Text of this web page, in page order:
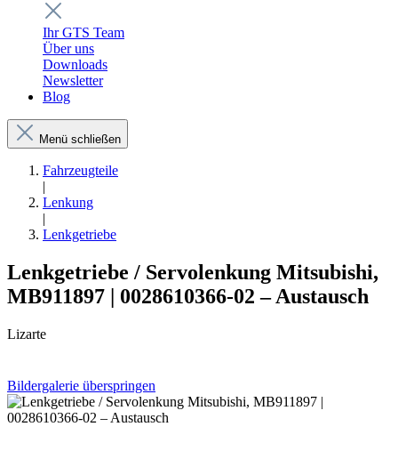
Ihr GTS Team
Über uns
Downloads
Newsletter
Blog
Menü schließen
Fahrzeugteile
|
Lenkung
|
Lenkgetriebe
Lenkgetriebe / Servolenkung Mitsubishi,
MB911897 | 0028610366-02 – Austausch
Lizarte
Bildergalerie überspringen